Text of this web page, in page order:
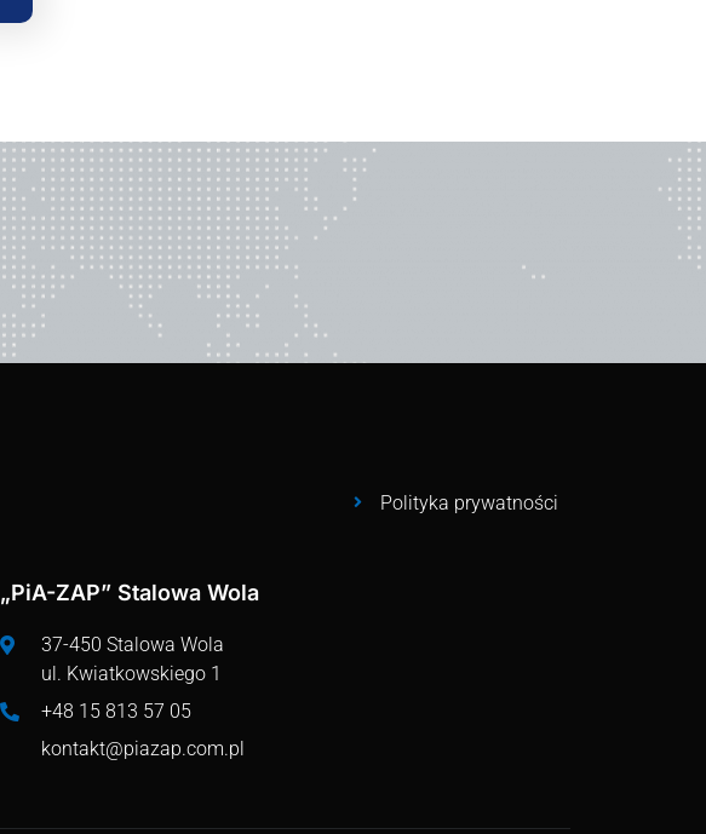
Polityka prywatności
„PiA-ZAP” Stalowa Wola
37-450 Stalowa Wola
ul. Kwiatkowskiego 1
+48 15 813 57 05
kontakt@piazap.com.pl